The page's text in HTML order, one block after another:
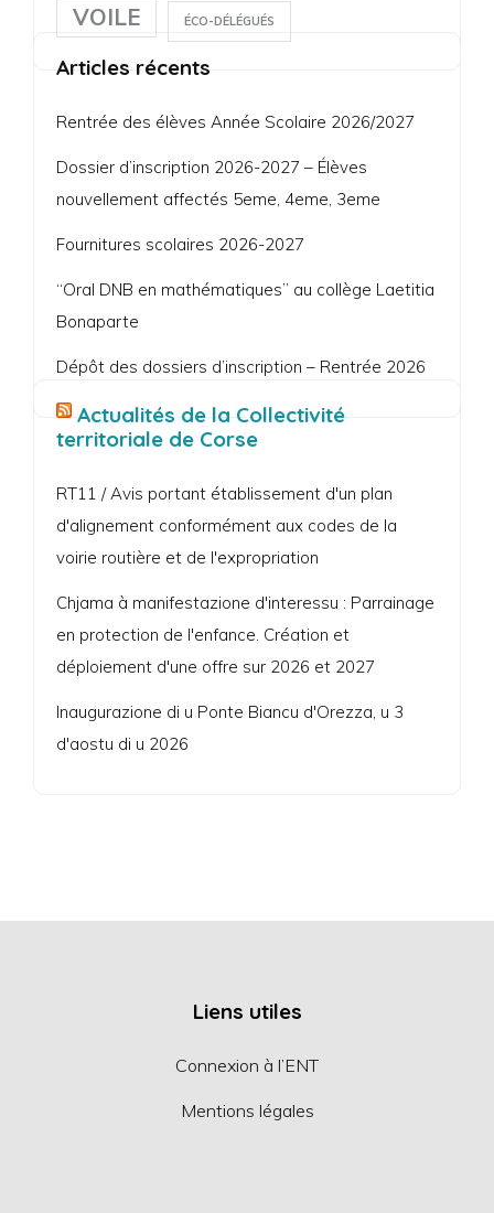
VOILE ÉCO-DÉLÉGUÉS
Articles récents
Rentrée des élèves Année Scolaire 2026/2027
Dossier d’inscription 2026-2027 – Élèves
nouvellement affectés 5eme, 4eme, 3eme
Fournitures scolaires 2026-2027
“Oral DNB en mathématiques” au collège Laetitia
Bonaparte
Dépôt des dossiers d’inscription – Rentrée 2026
Actualités de la Collectivité
territoriale de Corse
RT11 / Avis portant établissement d'un plan
d'alignement conformément aux codes de la
voirie routière et de l'expropriation
Chjama à manifestazione d'interessu : Parrainage
en protection de l'enfance. Création et
déploiement d'une offre sur 2026 et 2027
Inaugurazione di u Ponte Biancu d'Orezza, u 3
d'aostu di u 2026
Liens utiles
Connexion à l’ENT
Mentions légales